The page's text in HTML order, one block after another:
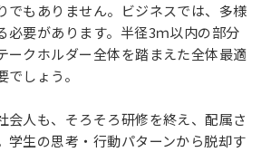
でもありません。ビジネスでは、多様
必要があります。半径3ｍ以内の部分
ークホルダー全体を踏まえた全体最適
しょう。
会人も、そろそろ研修を終え、配属さ
学生の思考・行動パターンから脱却す